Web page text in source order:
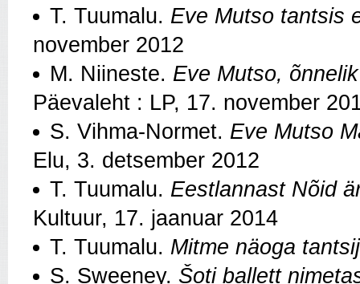
T. Tuumalu. Eve Mutso tantsis
november 2012
M. Niineste. Eve Mutso,
Päevaleht : LP, 17. november
S. Vihma-Normet. Eve Mutso
Elu, 3. detsember 2012
T. Tuumalu. Eestlannast Nõid
Kultuur, 17. jaanuar 2014
T. Tuumalu. Mitme näoga
S. Sweeney. Šoti ballett